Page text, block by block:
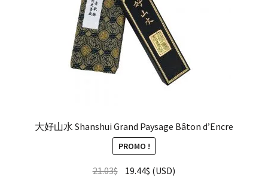
大好山水 Shanshui Grand Paysage Bâton d’Encre
PROMO !
21.03$ 19.44$ (USD)